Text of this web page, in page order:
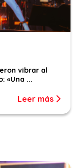
vibrar al
«Una ...
Leer más